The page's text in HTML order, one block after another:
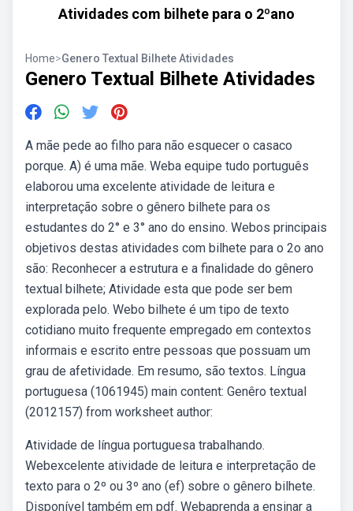
Atividades com bilhete para o 2ºano
Home>Genero Textual Bilhete Atividades
Genero Textual Bilhete Atividades
A mãe pede ao filho para não esquecer o casaco
porque. A) é uma mãe. Weba equipe tudo português
elaborou uma excelente atividade de leitura e
interpretação sobre o gênero bilhete para os
estudantes do 2° e 3° ano do ensino. Webos principais
objetivos destas atividades com bilhete para o 2o ano
são: Reconhecer a estrutura e a finalidade do gênero
textual bilhete; Atividade esta que pode ser bem
explorada pelo. Webo bilhete é um tipo de texto
cotidiano muito frequente empregado em contextos
informais e escrito entre pessoas que possuam um
grau de afetividade. Em resumo, são textos. Língua
portuguesa (1061945) main content: Genêro textual
(2012157) from worksheet author:
Atividade de língua portuguesa trabalhando.
Webexcelente atividade de leitura e interpretação de
texto para o 2º ou 3º ano (ef) sobre o gênero bilhete.
Disponível também em pdf. Webaprenda a ensinar a